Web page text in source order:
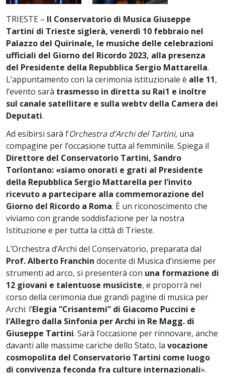
TRIESTE – Il Conservatorio di Musica Giuseppe
Tartini di Trieste siglerà, venerdì 10 febbraio nel
Palazzo del Quirinale, le musiche delle celebrazioni
ufficiali del Giorno del Ricordo 2023, alla presenza
del Presidente della Repubblica Sergio Mattarella.
L’appuntamento con la cerimonia istituzionale è alle 11,
l’evento sarà trasmesso in diretta su Rai1 e inoltre
sul canale satellitare e sulla webtv della Camera dei
Deputati.
Ad esibirsi sarà l’Orchestra d’Archi del Tartini, una
compagine per l’occasione tutta al femminile. Spiega il
Direttore del Conservatorio Tartini, Sandro
Torlontano: «siamo onorati e grati al Presidente
della Repubblica Sergio Mattarella per l’invito
ricevuto a partecipare alla commemorazione del
Giorno del Ricordo a Roma. È un riconoscimento che
viviamo con grande soddisfazione per la nostra
Istituzione e per tutta la città di Trieste.
L’Orchestra d’Archi del Conservatorio, preparata dal
Prof. Alberto Franchin docente di Musica d’insieme per
strumenti ad arco, si presenterà con una formazione di
12 giovani e talentuose musiciste, e proporrà nel
corso della cerimonia due grandi pagine di musica per
Archi: l’Elegia ”Crisantemi” di Giacomo Puccini e
l’Allegro dalla Sinfonia per Archi in Re Magg. di
Giuseppe Tartini. Sarà l’occasione per rinnovare, anche
davanti alle massime cariche dello Stato, la vocazione
cosmopolita del Conservatorio Tartini come luogo
di convivenza feconda fra culture internazionali».